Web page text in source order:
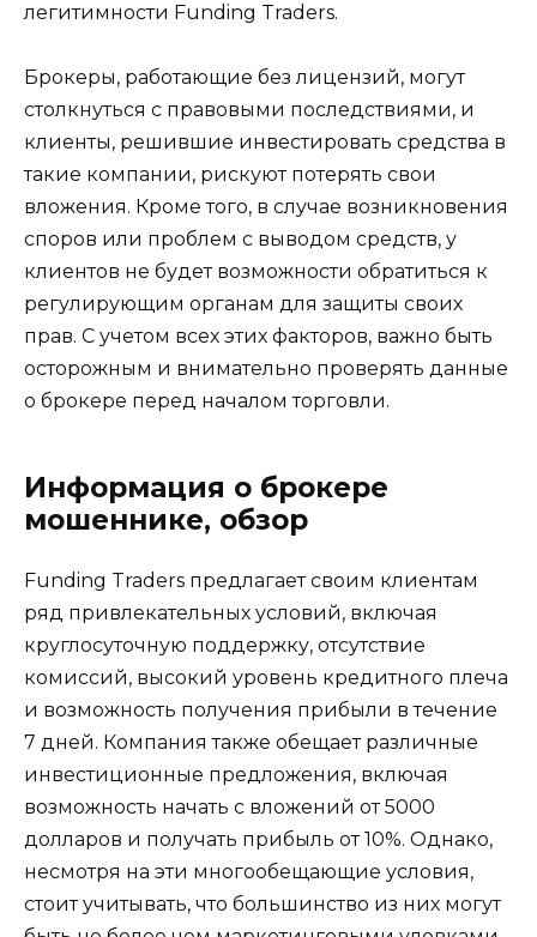
легитимности Funding Traders.
Брокеры, работающие без лицензий, могут
столкнуться с правовыми последствиями, и
клиенты, решившие инвестировать средства в
такие компании, рискуют потерять свои
вложения. Кроме того, в случае возникновения
споров или проблем с выводом средств, у
клиентов не будет возможности обратиться к
регулирующим органам для защиты своих
прав. С учетом всех этих факторов, важно быть
осторожным и внимательно проверять данные
о брокере перед началом торговли.
Информация о брокере
мошеннике, обзор
Funding Traders предлагает своим клиентам
ряд привлекательных условий, включая
круглосуточную поддержку, отсутствие
комиссий, высокий уровень кредитного плеча
и возможность получения прибыли в течение
7 дней. Компания также обещает различные
инвестиционные предложения, включая
возможность начать с вложений от 5000
долларов и получать прибыль от 10%. Однако,
несмотря на эти многообещающие условия,
стоит учитывать, что большинство из них могут